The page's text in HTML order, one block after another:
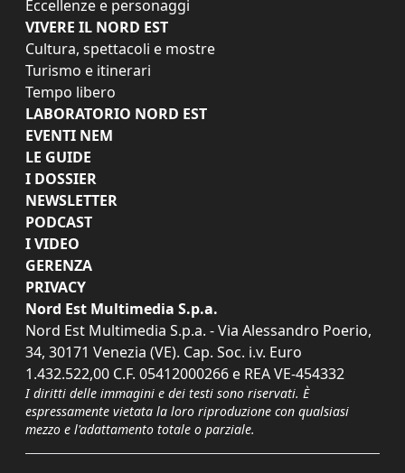
Eccellenze e personaggi
VIVERE IL NORD EST
Cultura, spettacoli e mostre
Turismo e itinerari
Tempo libero
LABORATORIO NORD EST
EVENTI NEM
LE GUIDE
I DOSSIER
NEWSLETTER
PODCAST
I VIDEO
GERENZA
PRIVACY
Nord Est Multimedia S.p.a.
Nord Est Multimedia S.p.a. - Via Alessandro Poerio,
34, 30171 Venezia (VE). Cap. Soc. i.v. Euro
1.432.522,00 C.F. 05412000266 e REA VE-454332
I diritti delle immagini e dei testi sono riservati. È
espressamente vietata la loro riproduzione con qualsiasi
mezzo e l'adattamento totale o parziale.